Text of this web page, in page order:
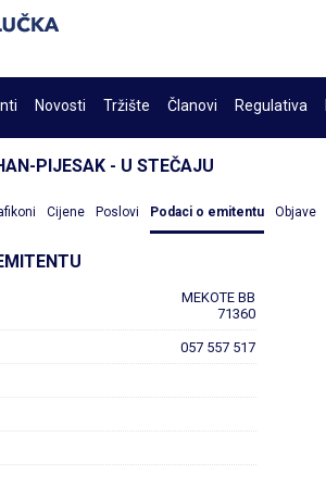
Novosti Tržište Članovi Regulativa
PIJESAK - U STEČAJU
Cijene Poslovi Podaci o emitentu Objave
MEKOTE BB
71360
057 557 517